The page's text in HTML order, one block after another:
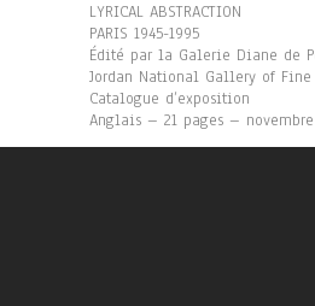
LYRICAL ABSTRACTION
PARIS 1945-1995
Édité par la Galerie Diane de
Jordan National Gallery of Fine
Catalogue d’exposition
Anglais – 21 pages – novembre